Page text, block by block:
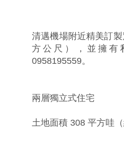
清邁機場附近精美訂
方公尺），並擁有
0958195559。
兩層獨立式住宅
土地面積 308 平方哇